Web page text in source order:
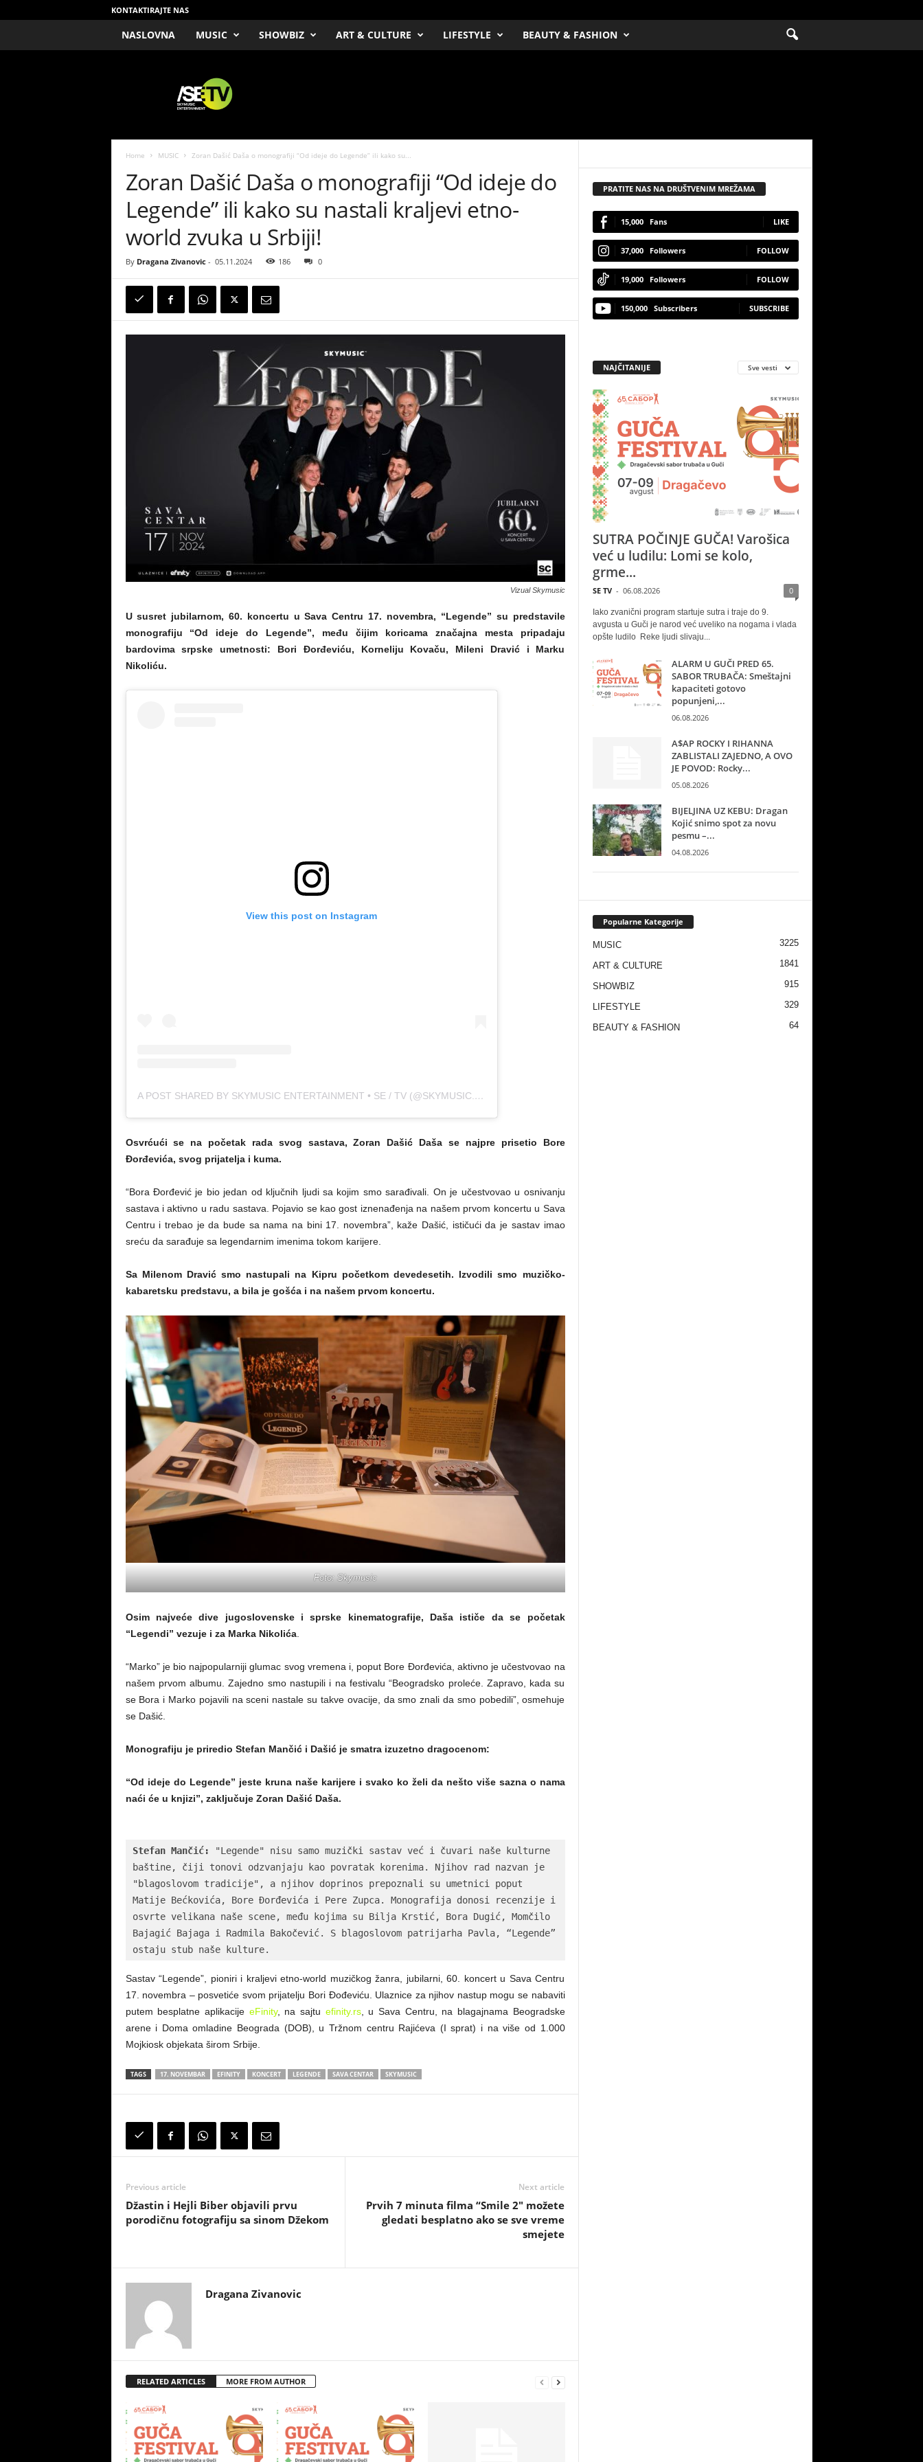
KONTAKTIRAJTE NAS
NASLOVNA MUSIC SHOWBIZ ART & CULTURE LIFESTYLE BEAUTY & FASHION
Home MUSIC Zoran Dašić Daša o monografiji “Od ideje do Legende” ili kako su...
Zoran Dašić Daša o monografiji “Od ideje do
Legende” ili kako su nastali kraljevi etno-
world zvuka u Srbiji!
By Dragana Zivanovic- 05.11.2024 186 0
Vizual Skymusic
U susret jubilarnom, 60. koncertu u Sava Centru 17. novembra, “Legende” su predstavile
monografiju “Od ideje do Legende”, među čijim koricama značajna mesta pripadaju
bardovima srpske umetnosti: Bori Đorđeviću, Korneliju Kovaču, Mileni Dravić i Marku
Nikoliću.
View this post on Instagram
A POST SHARED BY SKYMUSIC ENTERTAINMENT • SE / TV (@SKYMUSIC.ENTERTAINMENT)
Osvrćući se na početak rada svog sastava, Zoran Dašić Daša se najpre prisetio Bore
Đorđevića, svog prijatelja i kuma.
“Bora Đorđević je bio jedan od ključnih ljudi sa kojim smo sarađivali. On je učestvovao u osnivanju
sastava i aktivno u radu sastava. Pojavio se kao gost iznenađenja na našem prvom koncertu u Sava
Centru i trebao je da bude sa nama na bini 17. novembra”, kaže Dašić, ističući da je sastav imao
sreću da sarađuje sa legendarnim imenima tokom karijere.
Sa Milenom Dravić smo nastupali na Kipru početkom devedesetih. Izvodili smo muzičko-
kabaretsku predstavu, a bila je gošća i na našem prvom koncertu.
Foto: Skymusic
Osim najveće dive jugoslovenske i sprske kinematografije, Daša ističe da se početak
“Legendi” vezuje i za Marka Nikolića.
“Marko” je bio najpopularniji glumac svog vremena i, poput Bore Đorđevića, aktivno je učestvovao na
našem prvom albumu. Zajedno smo nastupili i na festivalu “Beogradsko proleće. Zapravo, kada su
se Bora i Marko pojavili na sceni nastale su takve ovacije, da smo znali da smo pobedili”, osmehuje
se Dašić.
Monografiju je priredio Stefan Mančić i Dašić je smatra izuzetno dragocenom:
“Od ideje do Legende” jeste kruna naše karijere i svako ko želi da nešto više sazna o nama
naći će u knjizi”, zaključuje Zoran Dašić Daša.
Stefan Mančić: "Legende" nisu samo muzički sastav već i čuvari naše kulturne
baštine, čiji tonovi odzvanjaju kao povratak korenima. Njihov rad nazvan je
"blagoslovom tradicije", a njihov doprinos prepoznali su umetnici poput
Matije Bećkovića, Bore Đorđevića i Pere Zupca. Monografija donosi recenzije i
osvrte velikana naše scene, među kojima su Bilja Krstić, Bora Dugić, Momčilo
Bajagić Bajaga i Radmila Bakočević. S blagoslovom patrijarha Pavla, “Legende”
ostaju stub naše kulture.
Sastav “Legende”, pioniri i kraljevi etno-world muzičkog žanra, jubilarni, 60. koncert u Sava Centru
17. novembra – posvetiće svom prijatelju Bori Đođeviću. Ulaznice za njihov nastup mogu se nabaviti
putem besplatne aplikacijeeFinity, na sajtu efinity.rs, u Sava Centru, na blagajnama Beogradske
arene i Doma omladine Beograda (DOB), u Tržnom centru Rajićeva (I sprat) i na više od 1.000
Mojkiosk objekata širom Srbije.
TAGS 17. NOVEMBAR EFINITY KONCERT LEGENDE SAVA CENTAR SKYMUSIC
Previous article
Džastin i Hejli Biber objavili prvu
porodičnu fotografiju sa sinom Džekom
Next article
Prvih 7 minuta filma “Smile 2″ možete
gledati besplatno ako se sve vreme
smejete
Dragana Zivanovic
RELATED ARTICLES MORE FROM AUTHOR
PRATITE NAS NA DRUŠTVENIM MREŽAMA
15,000 Fans LIKE
37,000 Followers FOLLOW
19,000 Followers FOLLOW
150,000 Subscribers SUBSCRIBE
NAJČITANIJE Sve vesti
SUTRA POČINJE GUČA! Varošica
već u ludilu: Lomi se kolo,
grme...
SE TV - 06.08.2026 0
Iako zvanični program startuje sutra i traje do 9.
avgusta u Guči je narod već uveliko na nogama i vlada
opšte ludilo Reke ljudi slivaju...
ALARM U GUČI PRED 65.
SABOR TRUBAČA: Smeštajni
kapaciteti gotovo
popunjeni,...
06.08.2026
A$AP ROCKY I RIHANNA
ZABLISTALI ZAJEDNO, A OVO
JE POVOD: Rocky...
05.08.2026
BIJELJINA UZ KEBU: Dragan
Kojić snimo spot za novu
pesmu –...
04.08.2026
Popularne Kategorije
MUSIC 3225
ART & CULTURE 1841
SHOWBIZ 915
LIFESTYLE 329
BEAUTY & FASHION 64